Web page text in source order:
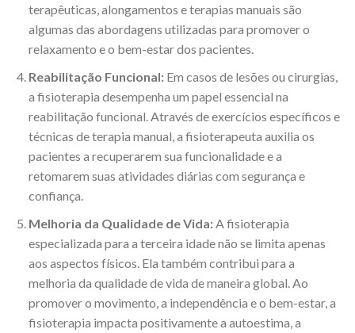
terapêuticas, alongamentos e terapias manuais são
algumas das abordagens utilizadas para promover o
relaxamento e o bem-estar dos pacientes.
Reabilitação Funcional:Em casos de lesões ou cirurgias,
a fisioterapia desempenha um papel essencial na
reabilitação funcional. Através de exercícios específicos e
técnicas de terapia manual, a fisioterapeuta auxilia os
pacientes a recuperarem sua funcionalidade e a
retomarem suas atividades diárias com segurança e
confiança.
Melhoria da Qualidade de Vida:A fisioterapia
especializada para a terceira idade não se limita apenas
aos aspectos físicos. Ela também contribui para a
melhoria da qualidade de vida de maneira global. Ao
promover o movimento, a independência e o bem-estar, a
fisioterapia impacta positivamente a autoestima, a